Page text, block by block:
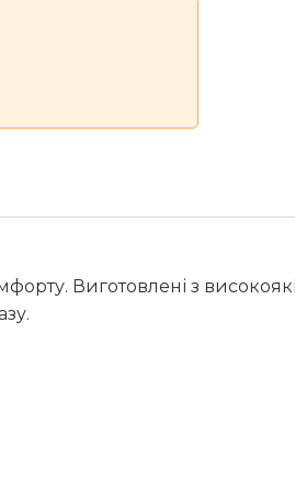
Виготовлені з